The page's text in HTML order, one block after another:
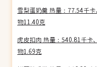
雪梨蛋奶羹 热量：77.54千
物11.40克
虎皮扣肉 热量：540.81千卡
物1.69克